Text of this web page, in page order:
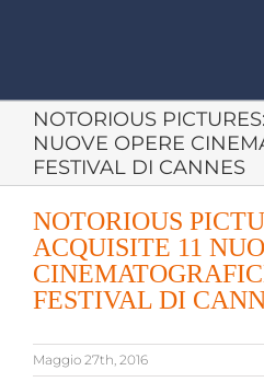
NOTORIOUS
NUOVE OPERE
FESTIVAL DI CANNES
NOTORIOUS
ACQUISITE 11
FESTIVAL DI
Maggio 27th, 2016